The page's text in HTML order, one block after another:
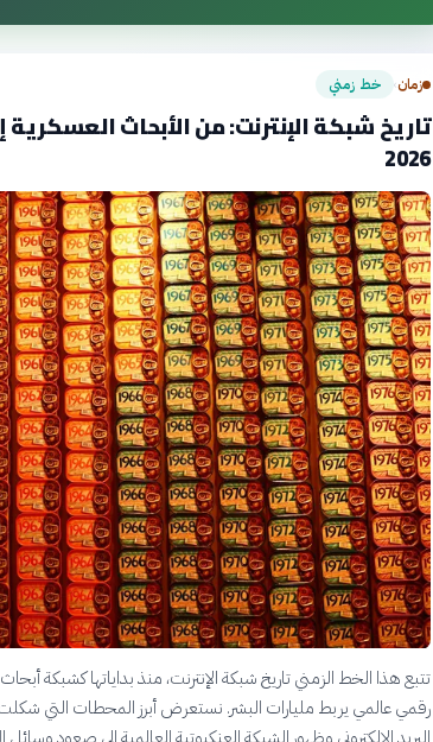
زمان› خط زمني
2026
تتبع هذا الخط الزمني تاريخ شبكة الإنترنت، منذ بداياتها كشبكة
رقمي عالمي يربط مليارات البشر. نستعرض أبرز المحطات التي شكلت